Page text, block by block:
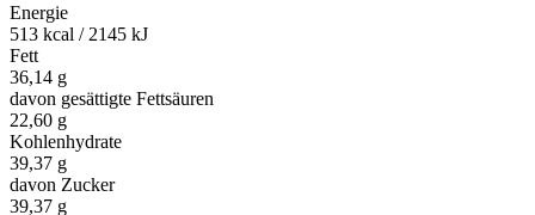
Energie
513 kcal / 2145 kJ
Fett
36,14 g
davon gesättigte Fettsäuren
22,60 g
Kohlenhydrate
39,37 g
davon Zucker
39,37 g